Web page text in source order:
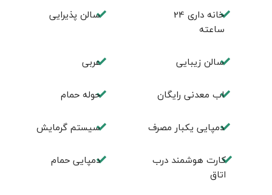
خانه داری 24
ساعته
سالن پذیرایی
سالن زیبایی عربی
اب معدنی رایگان حوله حمام
دمپایی یکبار مصرف سیستم گرمایش
کارت هوشمند درب
اتاق
دمپایی حمام